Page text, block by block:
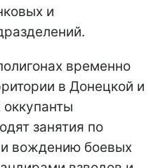
и
временно
в Донецкой и
занятия по
и вождению боевых